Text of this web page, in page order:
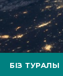
БІЗ ТУРАЛЫ